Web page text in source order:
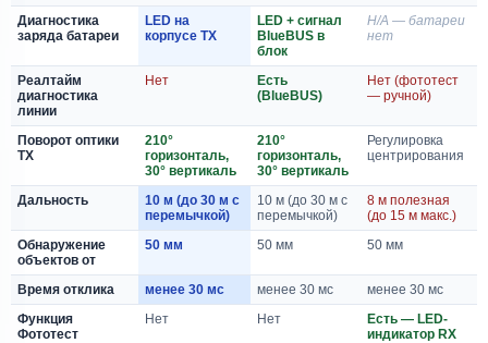
Диагностика
заряда батареи
LED на
корпусе TX
LED + сигнал
BlueBUS в
блок
Н/А — батареи
нет
Реалтайм
диагностика
линии
Нет
Есть
(BlueBUS)
Нет (фототест
— ручной)
Поворот оптики
TX
210°
горизонталь,
30° вертикаль
210°
горизонталь,
30° вертикаль
Регулировка
центрирования
Дальность
10 м (до 30 м с
перемычкой)
10 м (до 30 м с
перемычкой)
8 м полезная
(до 15 м макс.)
Обнаружение
объектов от
50 мм 50 мм 50 мм
Время отклика менее 30 мс менее 30 мс
менее 30 мс
Функция
Фототест
Нет Нет
Есть — LED-
индикатор RX